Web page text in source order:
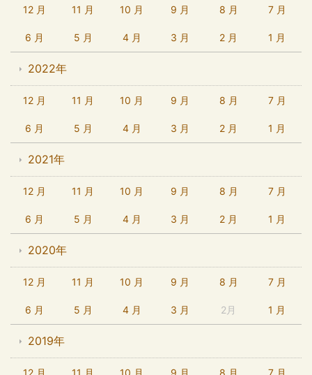
12 月 11 月 10 月 9 月 8 月 7 月
6 月 5 月 4 月 3 月 2 月 1 月
2022年
12 月 11 月 10 月 9 月 8 月 7 月
6 月 5 月 4 月 3 月 2 月 1 月
2021年
12 月 11 月 10 月 9 月 8 月 7 月
6 月 5 月 4 月 3 月 2 月 1 月
2020年
12 月 11 月 10 月 9 月 8 月 7 月
6 月 5 月 4 月 3 月 2月 1 月
2019年
12 月 11 月 10 月 9 月 8 月 7 月